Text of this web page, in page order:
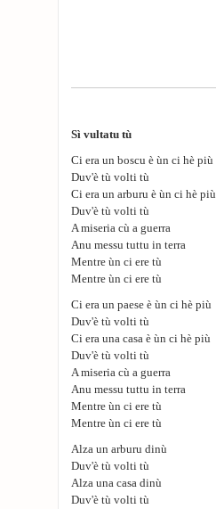
Sì vultatu tù
Ci era un boscu è ùn ci hè più
Duv'è tù volti tù
Ci era un arburu è ùn ci hè più
Duv'è tù volti tù
A miseria cù a guerra
Anu messu tuttu in terra
Mentre ùn ci ere tù
Mentre ùn ci ere tù
Ci era un paese è ùn ci hè più
Duv'è tù volti tù
Ci era una casa è ùn ci hè più
Duv'è tù volti tù
A miseria cù a guerra
Anu messu tuttu in terra
Mentre ùn ci ere tù
Mentre ùn ci ere tù
Alza un arburu dinù
Duv'è tù volti tù
Alza una casa dinù
Duv'è tù volti tù